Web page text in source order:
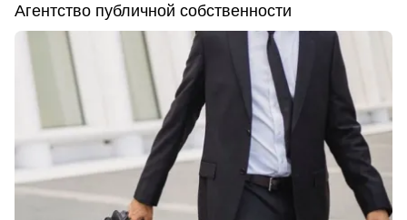
Агентство публичной собственности